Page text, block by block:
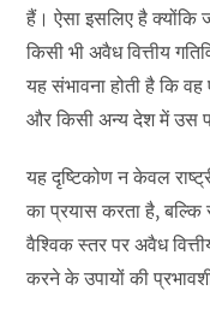
हैं। ऐसा इसलिए है क्योंकि
किसी भी अवैध वित्तीय
यह संभावना होती है कि
और किसी अन्य देश में उस
यह दृष्टिकोण न केवल
का प्रयास करता है,
वैश्विक स्तर पर अवैध
करने के उपायों की